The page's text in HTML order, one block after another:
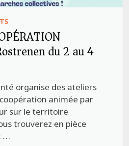
du 2 au 4
organise des ateliers
animée par
sur le territoire
trouverez en pièce
…